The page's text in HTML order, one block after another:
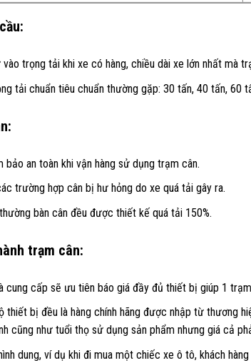
vào trọng tải khi xe có hàng, chiều dài xe lớn nhất mà
tải chuẩn tiêu chuẩn thường gặp: 30 tấn, 40 tấn, 60
bảo an toàn khi vận hàng sử dụng trạm cân.
trường hợp cân bị hư hỏng do xe quá tải gây ra.
bàn cân đều được thiết kế quá tải 150%.
trạm cân:
cung cấp sẽ ưu tiên báo giá đầy đủ thiết bị giúp 1
thiết bị đều là hàng chính hãng được nhập từ thương
cũng như tuổi thọ sử dụng sản phẩm nhưng giá cả
dung, ví dụ khi đi mua một chiếc xe ô tô, khách